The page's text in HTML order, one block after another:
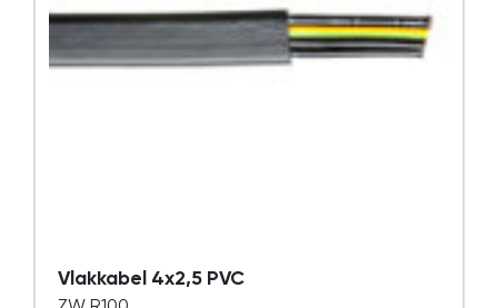
Vlakkabel 4x2,5 PVC